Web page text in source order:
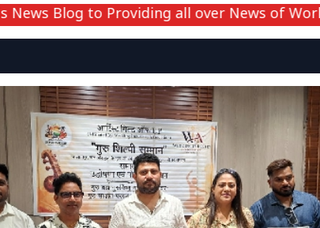
Blog to Providing all over News of World.